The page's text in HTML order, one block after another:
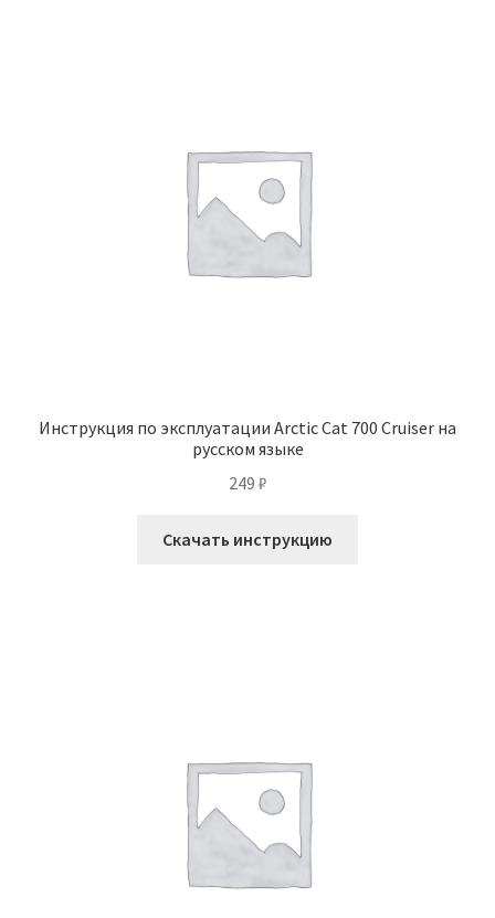
Инструкция по эксплуатации Arctic Cat 700 Cruiser на
русском языке
249 ₽
Скачать инструкцию